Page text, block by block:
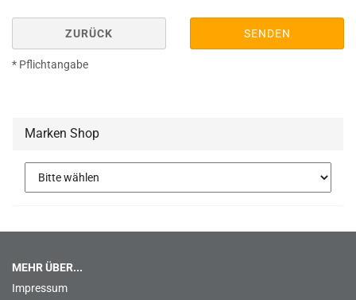
ZURÜCK SENDEN
* Pflichtangabe
Marken Shop
MEHR ÜBER...
Impressum